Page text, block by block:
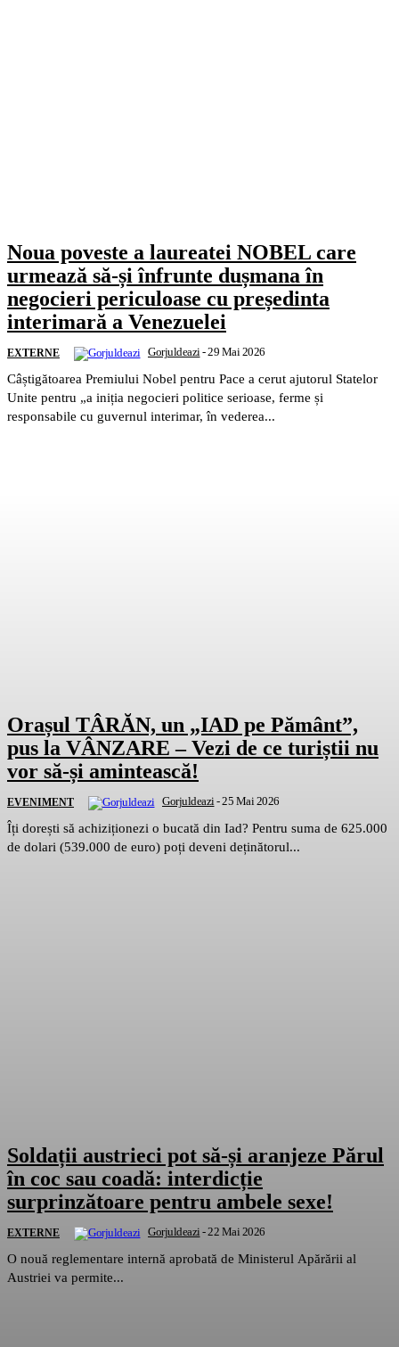
Noua poveste a laureatei NOBEL care
urmează să-și înfrunte dușmana în
negocieri periculoase cu președinta
interimară a Venezuelei
EXTERNE Gorjuldeazi -29 Mai 2026
Câștigătoarea Premiului Nobel pentru Pace a cerut ajutorul Statelor
Unite pentru „a iniția negocieri politice serioase, ferme și
responsabile cu guvernul interimar, în vederea...
Orașul TÂRĂN, un „IAD pe Pământ”,
pus la VÂNZARE – Vezi de ce turiștii nu
vor să-și amintească!
EVENIMENT Gorjuldeazi-25 Mai 2026
Îți dorești să achiziționezi o bucată din Iad? Pentru suma de 625.000
de dolari (539.000 de euro) poți deveni deținătorul...
Soldații austrieci pot să-și aranjeze Părul
în coc sau coadă: interdicție
surprinzătoare pentru ambele sexe!
EXTERNE Gorjuldeazi -22 Mai 2026
O nouă reglementare internă aprobată de Ministerul Apărării al
Austriei va permite...